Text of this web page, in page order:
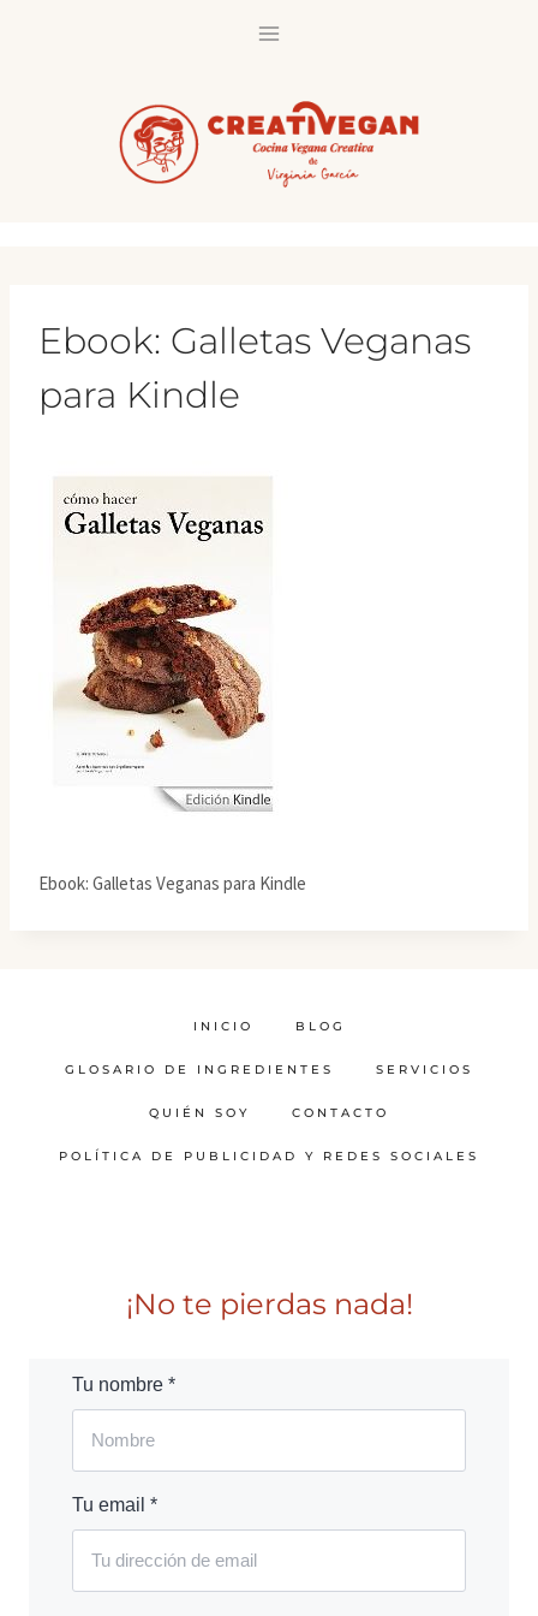
Ebook: Galletas Veganas
para Kindle
Ebook: Galletas Veganas para Kindle
INICIO BLOG
GLOSARIO DE INGREDIENTES SERVICIOS
QUIÉN SOY CONTACTO
POLÍTICA DE PUBLICIDAD Y REDES SOCIALES
¡No te pierdas nada!
Tu nombre *
Tu email *